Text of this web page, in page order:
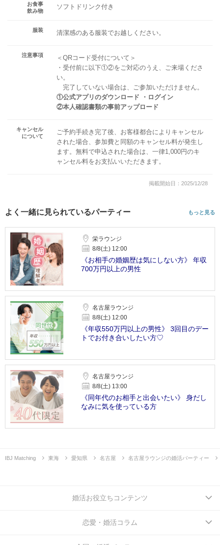
お食事
飲み物
ソフトドリンク付き
服装 清潔感のある服装でお越しください。
注意事項
＜QRコード受付について＞
・受付前に以下①②をご対応のうえ、ご来場くださ
い。
完了していない場合は、ご参加いただけません。
①公式アプリのダウンロード ・ログイン
②本人確認書類の事前アップロード
キャンセル
について
ご予約手続き完了後、お客様都合によりキャンセル
された場合、参加費と同額のキャンセル料が発生し
ます。無料で申込された場合は、一律1,000円のキ
ャンセル料をお支払いいただきます。
掲載開始日：2025/12/28
よく一緒に見られているパーティー もっと見る
栄ラウンジ
8/8(土) 12:00
《お相手の婚姻歴は気にしない方》 年収
700万円以上の男性
名古屋ラウンジ
8/8(土) 12:00
《年収550万円以上の男性》 3回目のデー
トでお付き合いしたい方♡
名古屋ラウンジ
8/8(土) 13:00
《同年代のお相手と出会いたい》 身だし
なみに気を使っている方
IBJ Matching 東海 愛知県 名古屋 名古屋ラウンジの婚活パーティー
婚活お役立ちコンテンツ
恋愛・婚活コラム